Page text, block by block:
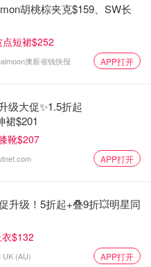
胡桃棕夹克$159、SW长
短裙$252
澳新省钱快报 APP打开
级大促✨1.5折起
裙$201
靴$207
APP打开
升级！5折起+叠9折💥明星同
$132
UK (AU) APP打开